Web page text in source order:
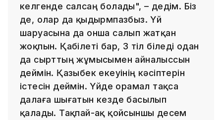
келгенде салсаң болады", – дедім. Біз
де, олар да қыдырмпазбыз. Үй
шаруасына да онша салып жатқан
жоқпын. Қабілеті бар, 3 тіл біледі одан
да сырттың жұмысымен айналыссын
деймін. Қазыбек екеуінің кәсіптерін
істесін деймін. Үйде орамал тақса
далаға шығатын кезде басылып
қалады. Тақпай-ақ қойсыншы десем